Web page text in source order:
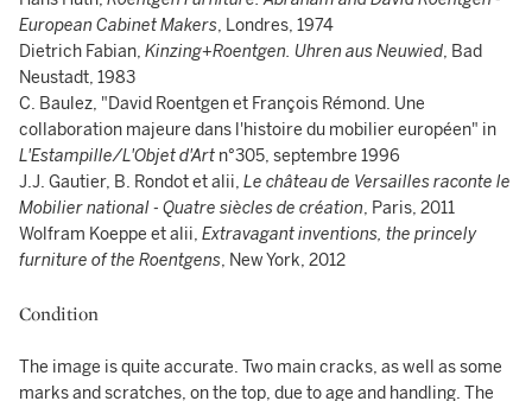
European Cabinet Makers, Londres, 1974
Dietrich Fabian, Kinzing+Roentgen. Uhren aus Neuwied, Bad
Neustadt, 1983
C. Baulez, "David Roentgen et François Rémond. Une
collaboration majeure dans l'histoire du mobilier européen" in
L'Estampille/L'Objet d'Art n°305, septembre 1996
J.J. Gautier, B. Rondot et alii, Le château de Versailles raconte le
Mobilier national - Quatre siècles de création, Paris, 2011
Wolfram Koeppe et alii, Extravagant inventions, the princely
furniture of the Roentgens, New York, 2012
Condition
The image is quite accurate. Two main cracks, as well as some
marks and scratches, on the top, due to age and handling. The